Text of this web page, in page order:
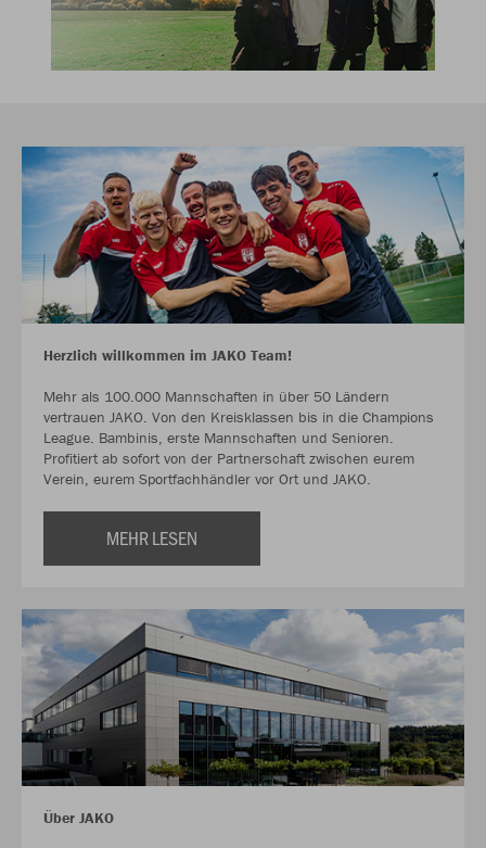
Herzlich willkommen im JAKO Team!
Mehr als 100.000 Mannschaften in über 50 Ländern
vertrauen JAKO. Von den Kreisklassen bis in die Champions
League. Bambinis, erste Mannschaften und Senioren.
Profitiert ab sofort von der Partnerschaft zwischen eurem
Verein, eurem Sportfachhändler vor Ort und JAKO.
MEHR LESEN
Über JAKO